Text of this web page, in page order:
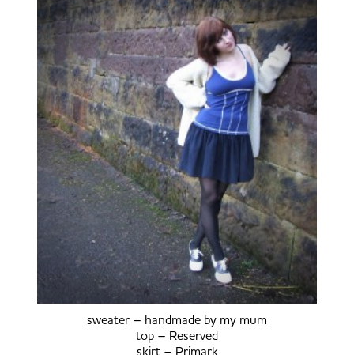
sweater – handmade by my mum
top – Reserved
skirt – Primark